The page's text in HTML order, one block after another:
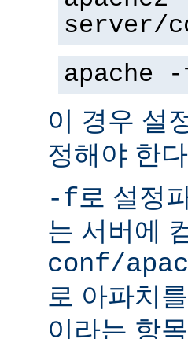
server/
이 경우 설
정해야 한
-f로 설정
는 서버에
conf/
로 아파치
이라는 항